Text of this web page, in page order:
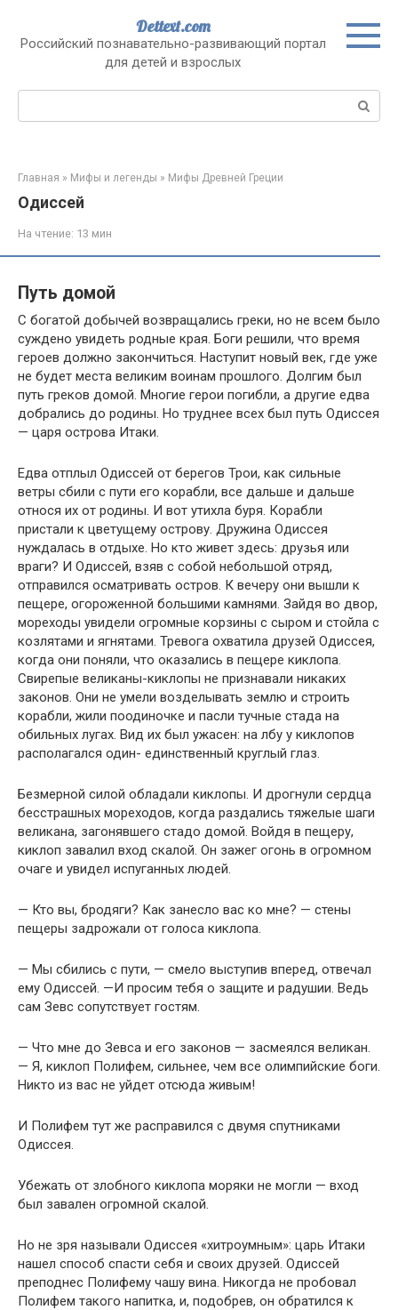
контенту
Dettext.com
Российский познавательно-развивающий портал
для детей и взрослых
Поиск:
Главная » Мифы и легенды » Мифы Древней Греции
Одиссей
На чтение: 13 мин
Путь домой
С богатой добычей возвращались греки, но не всем было
суждено увидеть родные края. Боги решили, что время
героев должно закончиться. Наступит новый век, где уже
не будет места великим воинам прошлого. Долгим был
путь греков домой. Многие герои погибли, а другие едва
добрались до родины. Но труднее всех был путь Одиссея
— царя острова Итаки.
Едва отплыл Одиссей от берегов Трои, как сильные
ветры сбили с пути его корабли, все дальше и дальше
относя их от родины. И вот утихла буря. Корабли
пристали к цветущему острову. Дружина Одиссея
нуждалась в отдыхе. Но кто живет здесь: друзья или
враги? И Одиссей, взяв с собой небольшой отряд,
отправился осматривать остров. К вечеру они вышли к
пещере, огороженной большими камнями. Зайдя во двор,
мореходы увидели огромные корзины с сыром и стойла с
козлятами и ягнятами. Тревога охватила друзей Одиссея,
когда они поняли, что оказались в пещере киклопа.
Свирепые великаны-киклопы не признавали никаких
законов. Они не умели возделывать землю и строить
корабли, жили поодиночке и пасли тучные стада на
обильных лугах. Вид их был ужасен: на лбу у киклопов
располагался один- единственный круглый глаз.
Безмерной силой обладали киклопы. И дрогнули сердца
бесстрашных мореходов, когда раздались тяжелые шаги
великана, загонявшего стадо домой. Войдя в пещеру,
киклоп завалил вход скалой. Он зажег огонь в огромном
очаге и увидел испуганных людей.
— Кто вы, бродяги? Как занесло вас ко мне? — стены
пещеры задрожали от голоса киклопа.
— Мы сбились с пути, — смело выступив вперед, отвечал
ему Одиссей. —И просим тебя о защите и радушии. Ведь
сам Зевс сопутствует гостям.
— Что мне до Зевса и его законов — засмеялся великан.
— Я, киклоп Полифем, сильнее, чем все олимпийские боги.
Никто из вас не уйдет отсюда живым!
И Полифем тут же расправился с двумя спутниками
Одиссея.
Убежать от злобного киклопа моряки не могли — вход
был завален огромной скалой.
Но не зря называли Одиссея «хитроумным»: царь Итаки
нашел способ спасти себя и своих друзей. Одиссей
преподнес Полифему чашу вина. Никогда не пробовал
Полифем такого напитка, и, подобрев, он обратился к